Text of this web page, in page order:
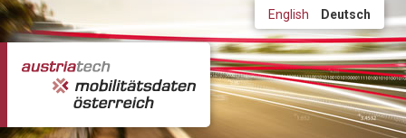
Direkt zum Inhalt English Deutsch